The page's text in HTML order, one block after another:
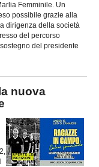
Femminile. Un
possibile grazie alla
dirigenza della società
del percorso
del presidente
nuova